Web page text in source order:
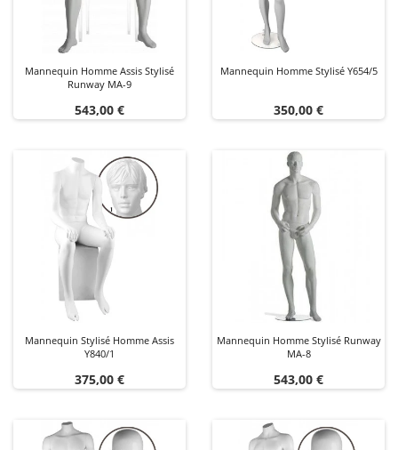
Mannequin Homme Assis Stylisé
Runway MA-9
Prix
543,00 €
Mannequin Homme Stylisé Y654/5
Prix
350,00 €
Mannequin Stylisé Homme Assis
Y840/1
Prix
375,00 €
Mannequin Homme Stylisé Runway
MA-8
Prix
543,00 €